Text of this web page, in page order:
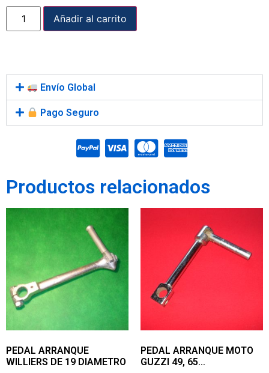
Añadir al carrito
Envío Global
Pago Seguro
Productos relacionados
PEDAL ARRANQUE
WILLIERS DE 19 DIAMETRO
PEDAL ARRANQUE MOTO
GUZZI 49, 65…